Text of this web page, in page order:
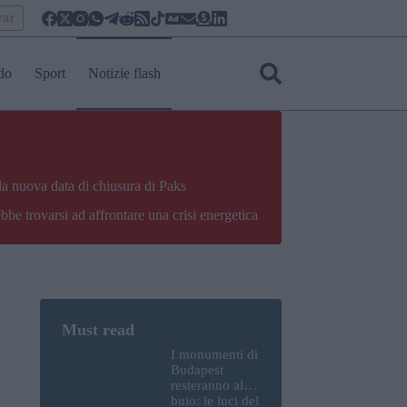
Sport Notizie flash
nuova data di chiusura di Paks
trovarsi ad affrontare una crisi energetica
I monumenti di
Budapest
resteranno al
buio: le luci del